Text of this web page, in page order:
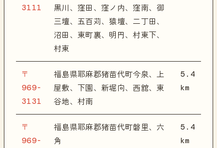
3111
黒川、窪田、窪ノ内、窪南、御
三壇、五百苅、猿壇、二丁田、
沼田、東町裏、明円、村東下、
村東
〒
969-
3131
福島県耶麻郡猪苗代町今泉、上
屋敷、下園、新堀向、西舘、東
谷地、村南
5.4
km
〒
969-
福島県耶麻郡猪苗代町磐里、六
角
5.4
km